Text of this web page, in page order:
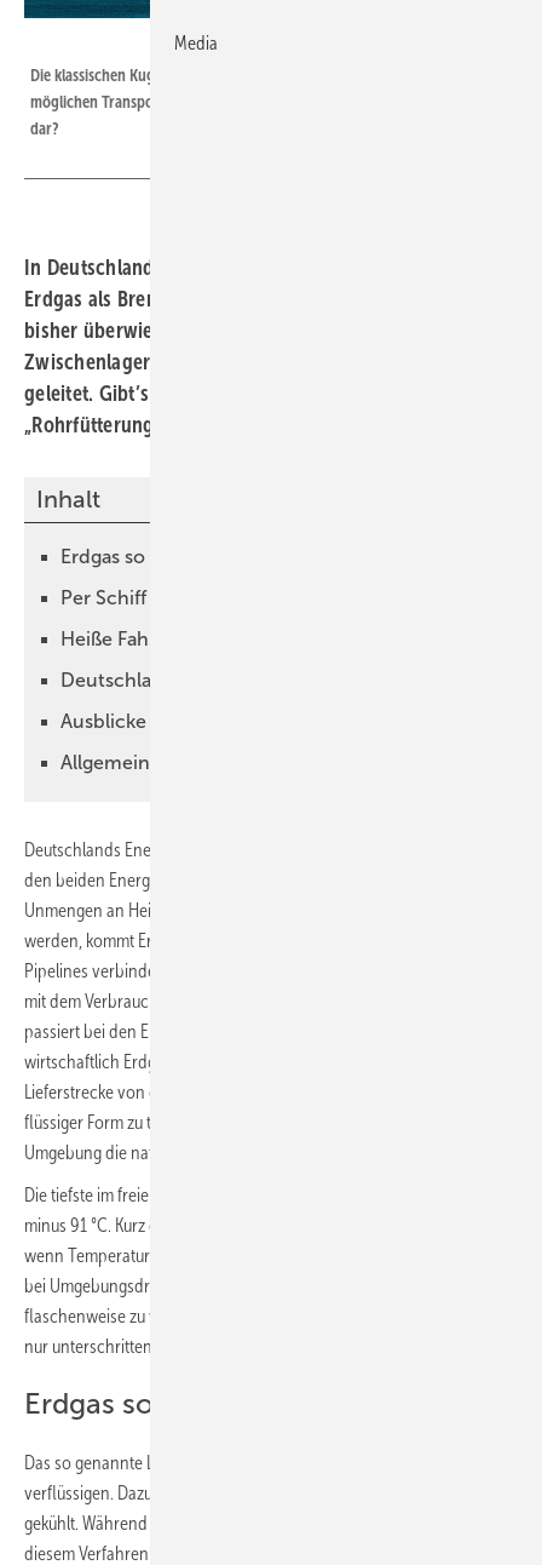
Die klassischen Kugeltanks eines modernen LNG-Tankers. Stellt das eine der
möglichen Transportlösungen für unseren unersättlichen Energiehunger
dar?
In Deutschland wird fast die Hälfte aller Haushalte mit
Erdgas als Brennstoff beheizt. Dieser Brennstoff wird
bisher überwiegend durch Pipelines zu den
Zwischenlagern und schließlich bis zum Verbraucher
geleitet. Gibt’s da noch was? Wie könnte man außer per
„Rohrfütterung“ den Gashunger unseres Landes stillen?
Inhalt
Erdgas so flüssig wie Erdöl?
Per Schiff um die Welt
Heiße Fahrt für kühles Erdgas
Deutschland schließt auf
Ausblicke für LNG
Allgemeiner Sprachgebrauch
Deutschlands Energiehunger wird zu einem erheblichen Anteil von
den beiden Energieträgern Heizöl und Erdgas gedeckt. Während
Unmengen an Heizöl täglich per Schiff an die Raffinerien geliefert
werden, kommt Erdgas in geheimnisvoll gasförmiger Phase daher.
Pipelines verbinden die Lager- und Förderstätten der Gaslieferanten
mit dem Verbraucher. Das hat auch seinen Grund, denn nichts
passiert bei den Energiemultis per Zufall. Es ist eigentlich sehr
wirtschaftlich Erdgas per Pipeline zu transportieren. Erst ab einer
Lieferstrecke von ca. 3000 Kilometern kann es sinnvoll sein Erdgas in
flüssiger Form zu transportieren. Flüssig wird Erdgas aber erst in einer
Umgebung die natürlicherweise nicht auf der Erde herrscht.
Die tiefste im freien gemessene Temperatur auf der Erde liegt bei
minus 91 °C. Kurz darunter, bei minus 114 °C gefriert Alkohol. Aber erst
wenn Temperaturen von minus 163 °C erreicht werden, wird Erdgas
bei Umgebungsdruck flüssig. Es wäre also möglich Erdgas
flaschenweise zu verkaufen, wenn die Temperatur von minus 163 °C
nur unterschritten bliebe.
Erdgas so flüssig wie Erdöl?
Das so genannte Linde-Verfahren wird angewandt, um Erdgas zu
verflüssigen. Dazu wird also das Gas immer wieder komprimiert und
gekühlt. Während des Komprimierens wird den Erdgasmolekülen in
diesem Verfahren die Bewegungsenergie genommen. Die Folge: Die
Media